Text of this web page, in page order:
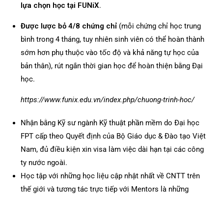
lựa chọn học tại FUNiX.
Được lược bỏ 4/8 chứng chỉ (mỗi chứng chỉ học trung
bình trong 4 tháng, tuy nhiên sinh viên có thể hoàn thành
sớm hơn phụ thuộc vào tốc độ và khả năng tự học của
bản thân), rút ngắn thời gian học để hoàn thiện bằng Đại
học.
https://www.funix.edu.vn/index.php/chuong-trinh-hoc/
Nhận bằng Kỹ sư ngành Kỹ thuật phần mềm do Đại học
FPT cấp theo Quyết định của Bộ Giáo dục & Đào tạo Việt
Nam, đủ điều kiện xin visa làm việc dài hạn tại các công
ty nước ngoài.
Học tập với những học liệu cập nhật nhất về CNTT trên
thế giới và tương tác trực tiếp với Mentors là những